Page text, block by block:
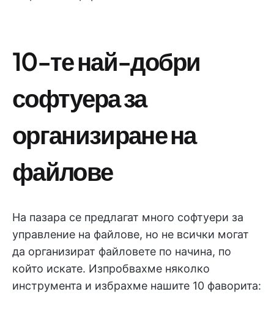
10-те най-добри
софтуера за
организиране на
файлове
На пазара се предлагат много софтуери за
управление на файлове, но не всички могат
да организират файловете по начина, по
който искате. Изпробвахме няколко
инструмента и избрахме нашите 10 фаворита: